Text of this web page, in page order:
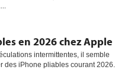
en 2026 chez Apple
intermittentes, il semble
des iPhone pliables courant 2026.